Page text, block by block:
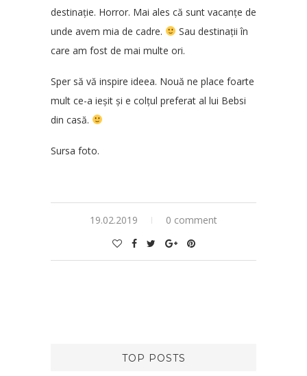
destinație. Horror. Mai ales că sunt vacanțe de
unde avem mia de cadre.
Sau destinații în
care am fost de mai multe ori.
Sper să vă inspire ideea. Nouă ne place foarte
mult ce-a ieșit și e colțul preferat al lui Bebsi
din casă.
Sursa foto.
19.02.2019 0 comment
TOP POSTS